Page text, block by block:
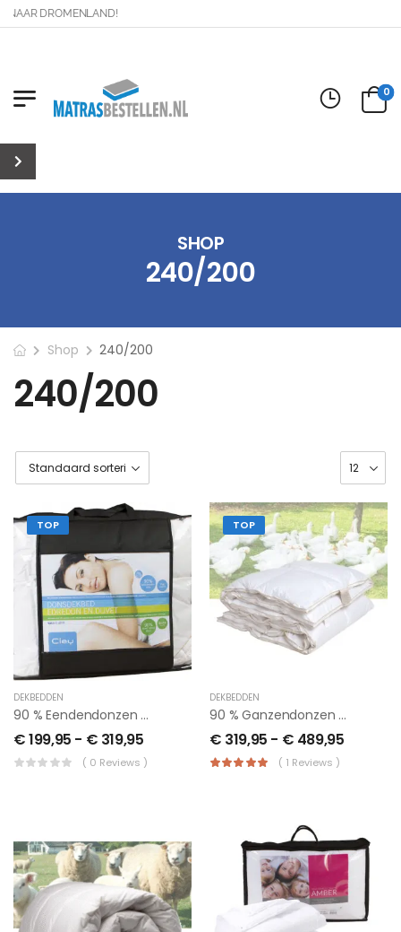
DROMENLAND!
0
SHOP
240/200
Shop 240/200
240/200
TOP
DEKBEDDEN
90 % Eendendonzen Dekbed 4 Seizoenen ,witte Eendendons
€199,95 - € 319,95
( 0 Reviews )
TOP
DEKBEDDEN
90 % Ganzendonzen Dekbed 4 Seizoenen ,witte Ganzendons
€ 319,95 - € 489,95
( 1 Reviews )